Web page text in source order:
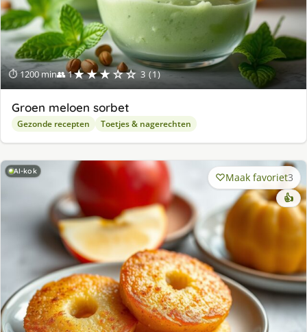
⏱ 1200 min👥 1★★★☆☆ 3 (1)
Groen meloen sorbet
Gezonde recepten Toetjes & nagerechten
AI-kok Maak favoriet3
👍